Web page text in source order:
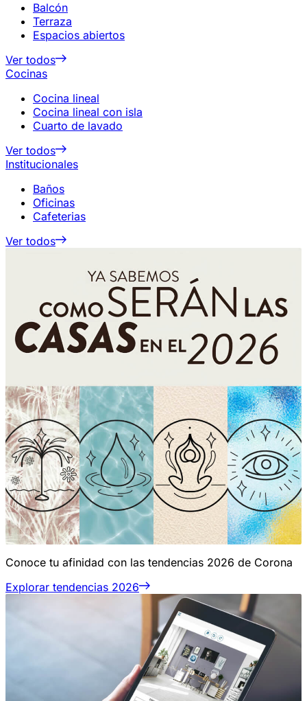
Balcón
Terraza
Espacios abiertos
Ver todos
Cocinas
Cocina lineal
Cocina lineal con isla
Cuarto de lavado
Ver todos
Institucionales
Baños
Oficinas
Cafeterias
Ver todos
Conoce tu afinidad con las tendencias 2026 de Corona
Explorar tendencias 2026